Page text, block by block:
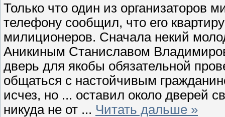
Только что один из организаторов
телефону сообщил, что его
милиционеров. Сначала некий
Аникиным Станиславом
дверь для якобы обязательной
общаться с настойчивым
исчез, но ... оставил около дверей
никуда не от ... Читать дальше »